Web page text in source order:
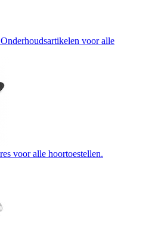
Onderhoudsartikelen voor alle
voor alle hoortoestellen.